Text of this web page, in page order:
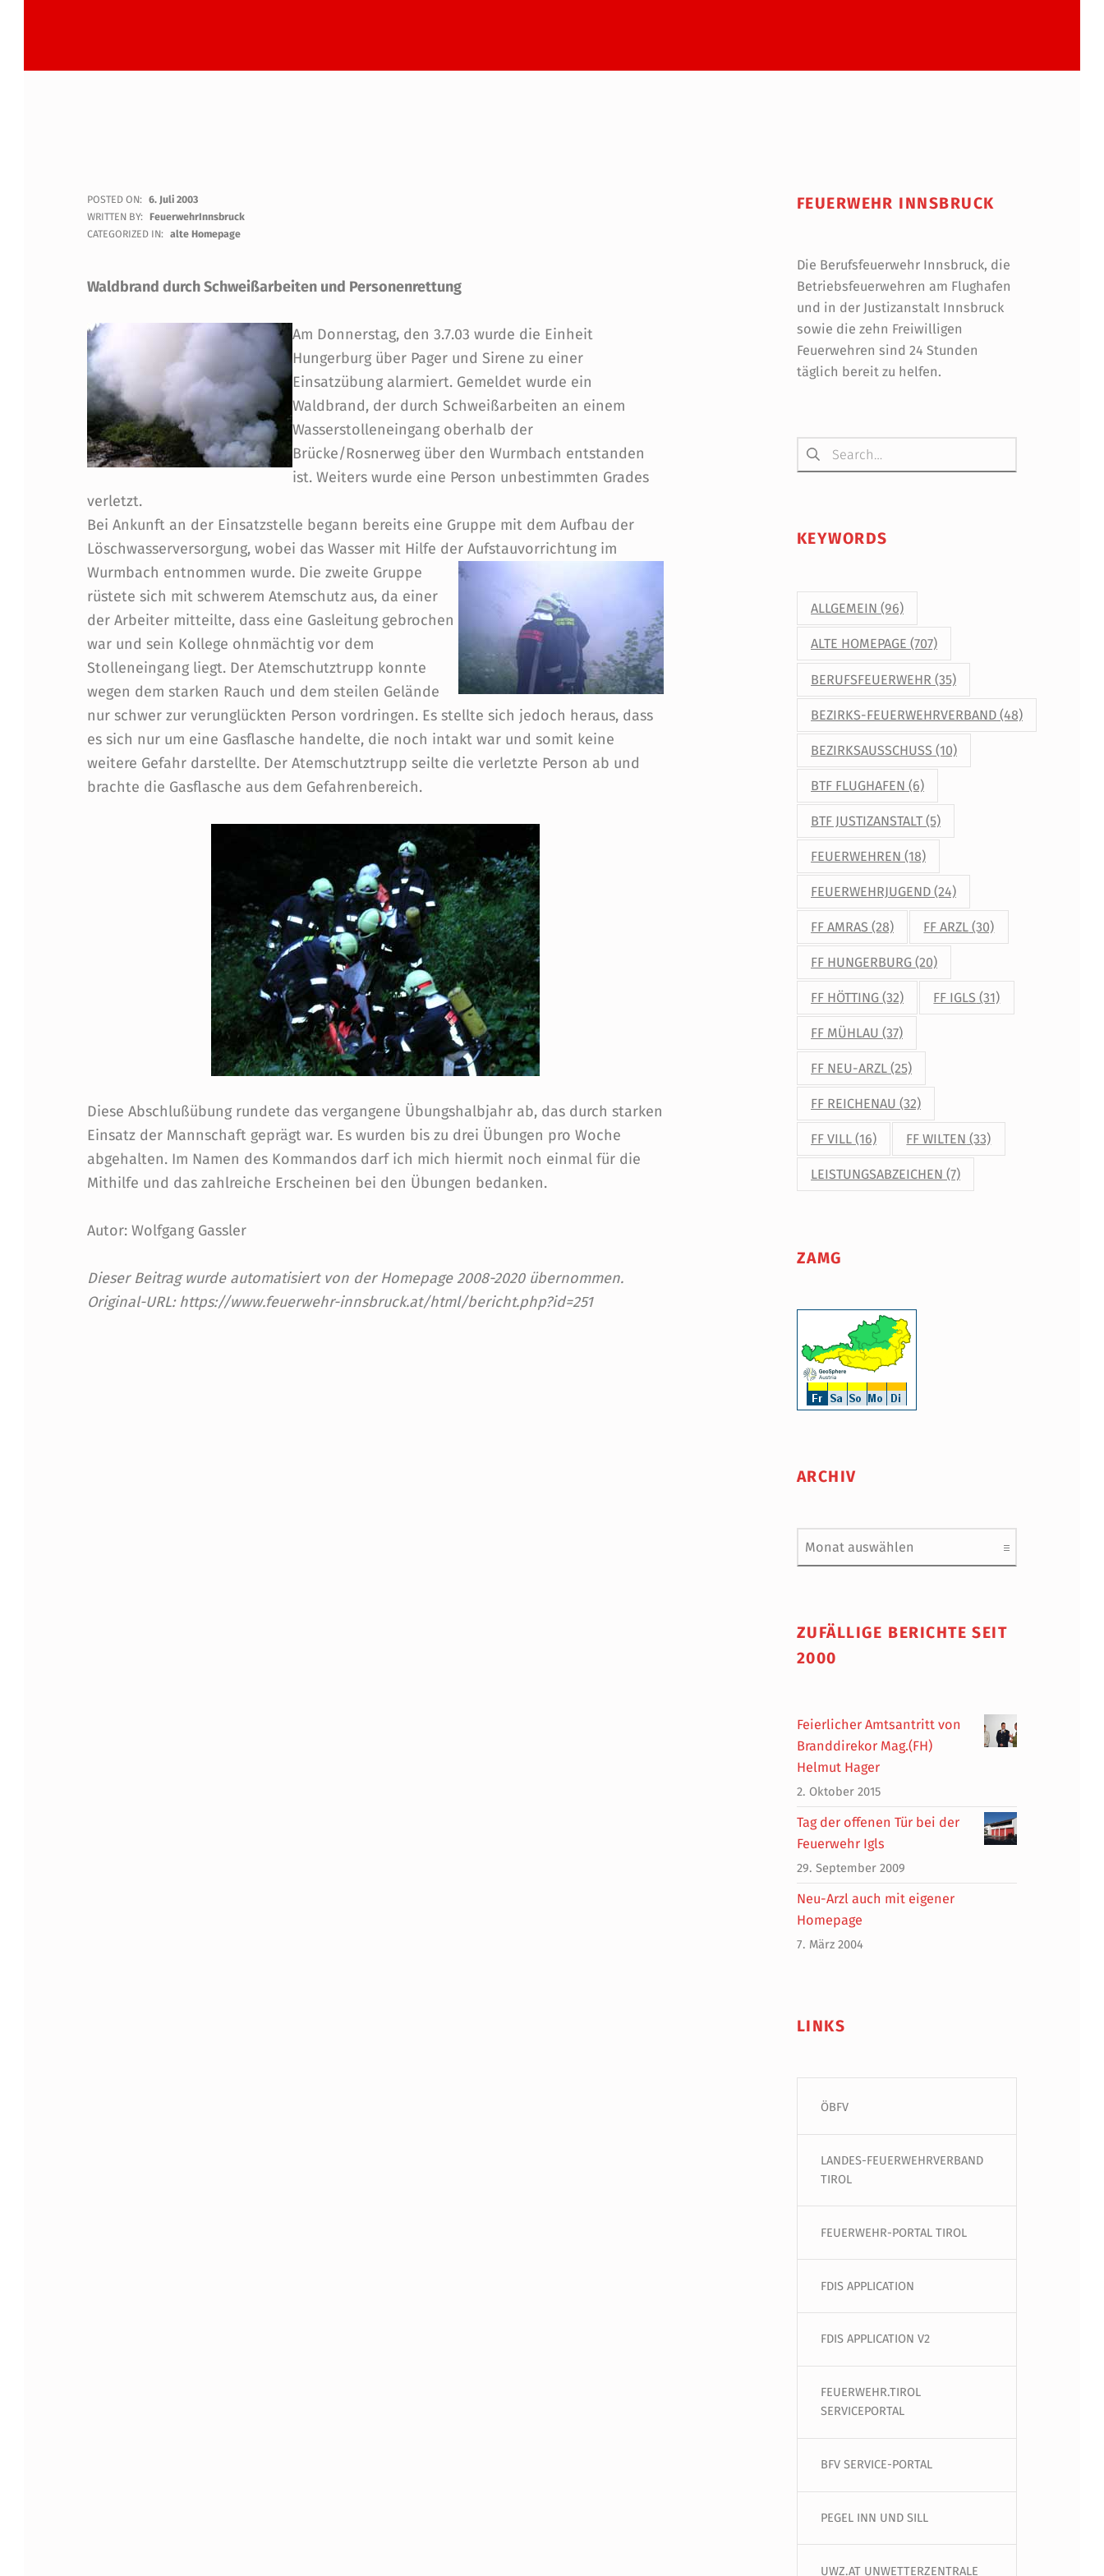
E
I
N
S
A
T
Z
Ü
B
U
N
G
F
F
H
U
N
POSTED ON: 6. Juli 2003
WRITTEN BY: FeuerwehrInnsbruck
CATEGORIZED IN: alte Homepage
Waldbrand durch Schweißarbeiten und Personenrettung
Am Donnerstag, den 3.7.03 wurde die Einheit
Hungerburg über Pager und Sirene zu einer
Einsatzübung alarmiert. Gemeldet wurde ein
Waldbrand, der durch Schweißarbeiten an einem
Wasserstolleneingang oberhalb der
Brücke/Rosnerweg über den Wurmbach entstanden
ist. Weiters wurde eine Person unbestimmten Grades
verletzt.
Bei Ankunft an der Einsatzstelle begann bereits eine Gruppe mit dem Aufbau der
Löschwasserversorgung, wobei das Wasser mit Hilfe der Aufstauvorrichtung im
Wurmbach entnommen wurde. Die zweite Gruppe
rüstete sich mit schwerem Atemschutz aus, da einer
der Arbeiter mitteilte, dass eine Gasleitung gebrochen
war und sein Kollege ohnmächtig vor dem
Stolleneingang liegt. Der Atemschutztrupp konnte
wegen dem starken Rauch und dem steilen Gelände
nur schwer zur verunglückten Person vordringen. Es stellte sich jedoch heraus, dass
es sich nur um eine Gasflasche handelte, die noch intakt war und somit keine
weitere Gefahr darstellte. Der Atemschutztrupp seilte die verletzte Person ab und
brachte die Gasflasche aus dem Gefahrenbereich.
Diese Abschlußübung rundete das vergangene Übungshalbjahr ab, das durch starken
Einsatz der Mannschaft geprägt war. Es wurden bis zu drei Übungen pro Woche
abgehalten. Im Namen des Kommandos darf ich mich hiermit noch einmal für die
Mithilfe und das zahlreiche Erscheinen bei den Übungen bedanken.
Autor: Wolfgang Gassler
Dieser Beitrag wurde automatisiert von der Homepage 2008-2020 übernommen.
Original-URL: https://www.feuerwehr-innsbruck.at/html/bericht.php?id=251
FEUERWEHR INNSBRUCK
Die Berufsfeuerwehr Innsbruck, die
Betriebsfeuerwehren am Flughafen
und in der Justizanstalt Innsbruck
sowie die zehn Freiwilligen
Feuerwehren sind 24 Stunden
täglich bereit zu helfen.
Suchen nach:
KEYWORDS
ALLGEMEIN (96)
ALTE HOMEPAGE (707)
BERUFSFEUERWEHR (35)
BEZIRKS-FEUERWEHRVERBAND (48)
BEZIRKSAUSSCHUSS (10)
BTF FLUGHAFEN (6)
BTF JUSTIZANSTALT (5)
FEUERWEHREN (18)
FEUERWEHRJUGEND (24)
FF AMRAS (28) FF ARZL (30)
FF HUNGERBURG (20)
FF HÖTTING (32) FF IGLS (31)
FF MÜHLAU (37)
FF NEU-ARZL (25)
FF REICHENAU (32)
FF VILL (16) FF WILTEN (33)
LEISTUNGSABZEICHEN (7)
ZAMG
ARCHIV
Archiv
ZUFÄLLIGE BERICHTE SEIT
2000
Feierlicher Amtsantritt von
Branddirekor Mag.(FH)
Helmut Hager
2. Oktober 2015
Tag der offenen Tür bei der
Feuerwehr Igls
29. September 2009
Neu-Arzl auch mit eigener
Homepage
7. März 2004
LINKS
ÖBFV
LANDES-FEUERWEHRVERBAND
TIROL
FEUERWEHR-PORTAL TIROL
FDIS APPLICATION
FDIS APPLICATION V2
FEUERWEHR.TIROL
SERVICEPORTAL
BFV SERVICE-PORTAL
PEGEL INN UND SILL
UWZ.AT UNWETTERZENTRALE